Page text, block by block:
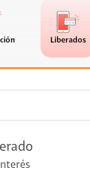
Liberados